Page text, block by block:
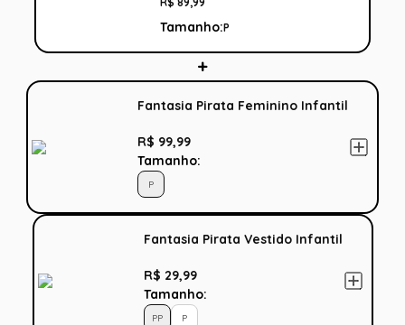
Tamanho:P
Fantasia Pirata Feminino Infantil
R$ 99,99
Tamanho:
P
Fantasia Pirata Vestido Infantil
R$ 29,99
Tamanho:
PP P